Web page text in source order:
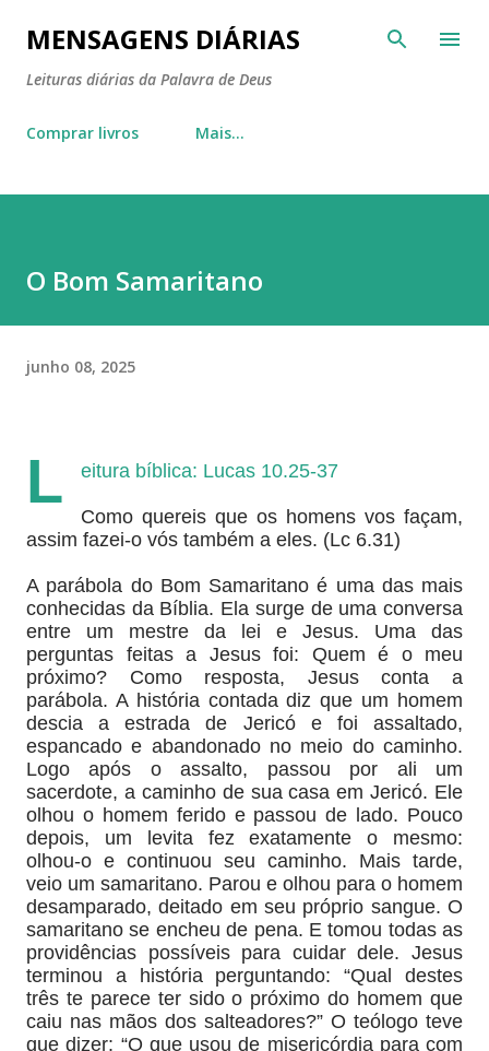
Pular para o conteúdo principal
MENSAGENS DIÁRIAS
Leituras diárias da Palavra de Deus
Comprar livros Mais…
O Bom Samaritano
junho 08, 2025
L eitura bíblica: Lucas 10.25-37
Como quereis que os homens vos façam,
assim fazei-o vós também a eles. (Lc 6.31)
A parábola do Bom Samaritano é uma das mais
conhecidas da Bíblia. Ela surge de uma conversa
entre um mestre da lei e Jesus. Uma das
perguntas feitas a Jesus foi: Quem é o meu
próximo? Como resposta, Jesus conta a
parábola. A história contada diz que um homem
descia a estrada de Jericó e foi assaltado,
espancado e abandonado no meio do caminho.
Logo após o assalto, passou por ali um
sacerdote, a caminho de sua casa em Jericó. Ele
olhou o homem ferido e passou de lado. Pouco
depois, um levita fez exatamente o mesmo:
olhou-o e continuou seu caminho. Mais tarde,
veio um samaritano. Parou e olhou para o homem
desamparado, deitado em seu próprio sangue. O
samaritano se encheu de pena. E tomou todas as
providências possíveis para cuidar dele. Jesus
terminou a história perguntando: “Qual destes
três te parece ter sido o próximo do homem que
caiu nas mãos dos salteadores?” O teólogo teve
que dizer: “O que usou de misericórdia para com